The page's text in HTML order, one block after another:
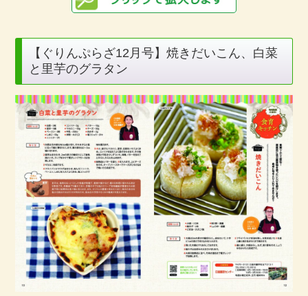
【ぐりんぷらざ12月号】焼きだいこん、白菜
と里芋のグラタン